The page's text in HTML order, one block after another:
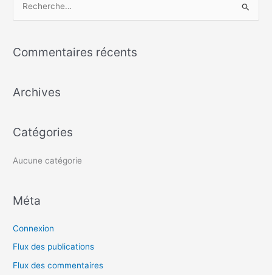
h
r
e
r
Commentaires récents
Archives
Catégories
Aucune catégorie
Méta
Connexion
Flux des publications
Flux des commentaires